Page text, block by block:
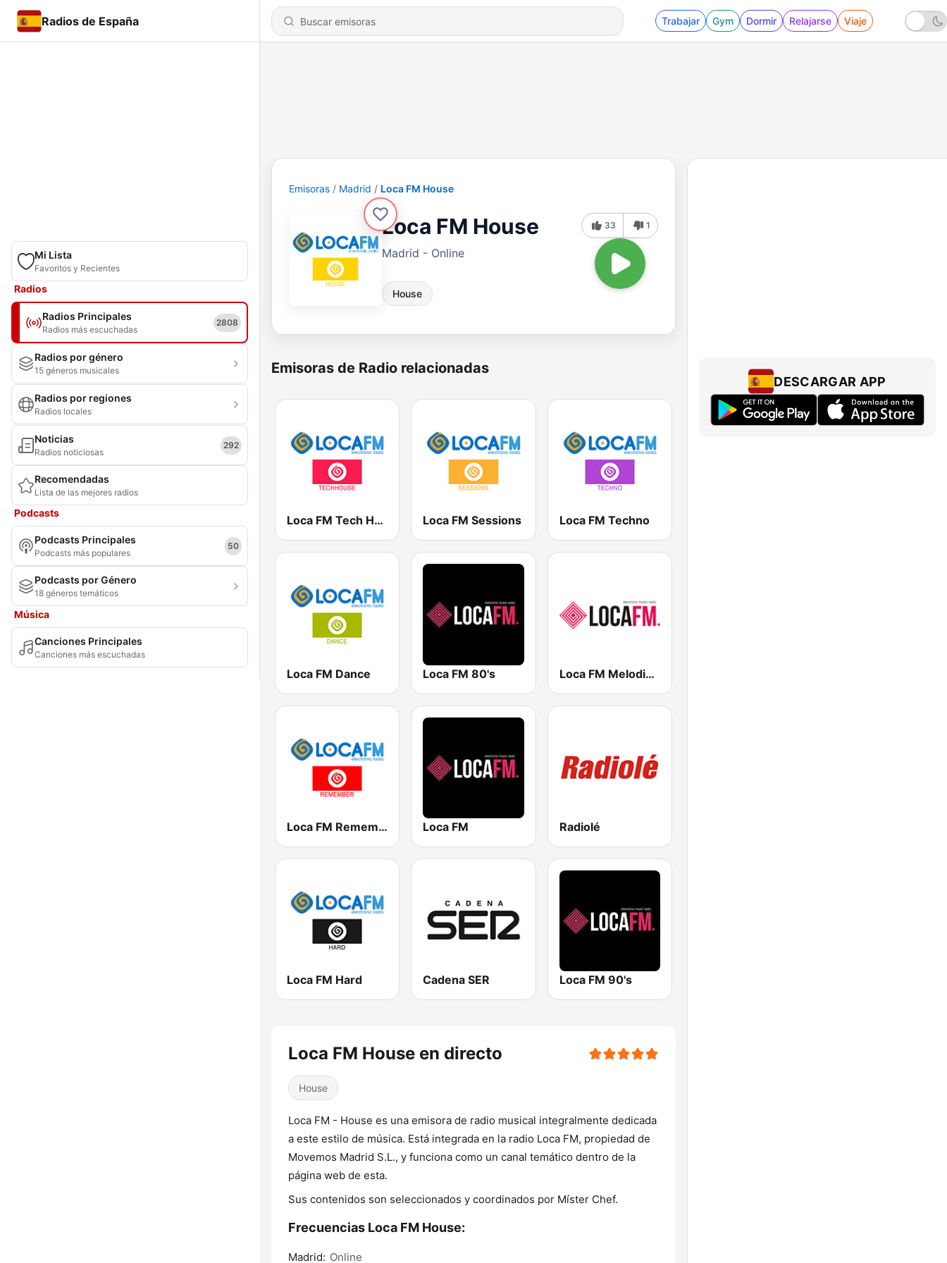
Radios de España Trabajar Gym Dormir Relajarse Viaje
Mi Lista
Favoritos y Recientes
Radios
Radios Principales
Radios más escuchadas
2808
Radios por género
15 géneros musicales
Radios por regiones
Radios locales
Noticias
Radios noticiosas
292
Recomendadas
Lista de las mejores radios
Podcasts
Podcasts Principales
Podcasts más populares
50
Podcasts por Género
18 géneros temáticos
Música
Canciones Principales
Canciones más escuchadas
Emisoras Madrid Loca FM House
Loca FM House
Madrid - Online
House
33 1
Emisoras de Radio relacionadas
Loca FM Tech House Loca FM Sessions Loca FM Techno
Loca FM Dance Loca FM 80's Loca FM Melodic Techno
Loca FM Remember Loca FM Radiolé
Loca FM Hard Cadena SER Loca FM 90's
Loca FM House en directo
House
Loca FM - House es una emisora de radio musical integralmente dedicada
a este estilo de música. Está integrada en la radio Loca FM, propiedad de
Movemos Madrid S.L., y funciona como un canal temático dentro de la
página web de esta.
Sus contenidos son seleccionados y coordinados por Míster Chef.
Frecuencias Loca FM House:
Madrid: Online
DESCARGAR APP